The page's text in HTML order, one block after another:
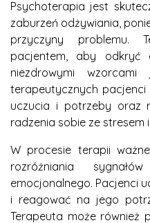
Psychoterapia jest
zaburzeń odżywiania,
przyczyny problemu.
pacjentem, aby
niezdrowymi
terapeutycznych pacjenci
uczucia i potrzeby oraz
radzenia sobie ze
W procesie terapii
rozróżniania
emocjonalnego. Pacjenci
i reagować na jego
Terapeuta może również